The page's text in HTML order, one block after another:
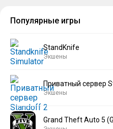
Популярные игры
StandKnife
Экшены
Приватный сервер
Экшены
Grand Theft Auto 5